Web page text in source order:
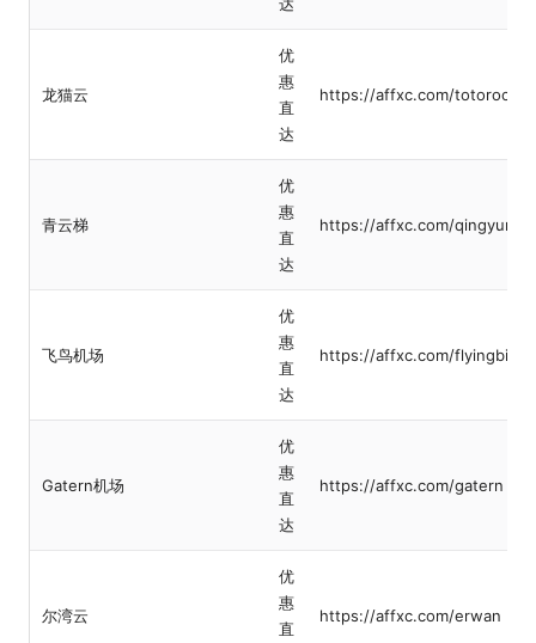
龙猫云
优
惠
直
达
https://affxc.com/
青云梯
优
惠
直
达
https://affxc.com/qingyunti
飞鸟机场
优
惠
直
达
https://affxc.com/flyingbird
Gatern机场
优
惠
直
达
https://affxc.com/gatern
尔湾云
优
惠
直
https://affxc.com/erwan